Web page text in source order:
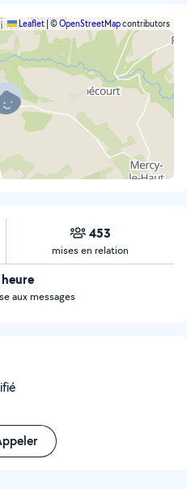
Leaflet |©OpenStreetMapcontributors
453
mises en relation
heure
aux messages